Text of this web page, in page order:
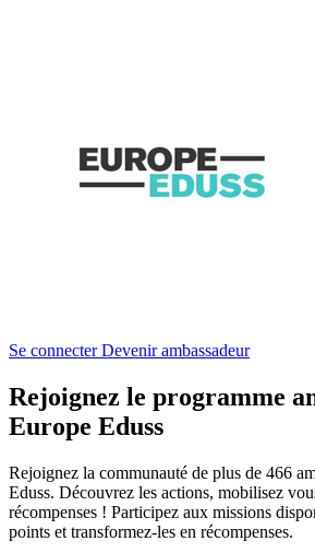
Se connecterDevenir ambassadeur
Rejoignez le programme
Europe Eduss
Rejoignez la communauté de plus de 466
Eduss. Découvrez les actions, mobilisez
récompenses ! Participez aux missions
points et transformez-les en récompenses.